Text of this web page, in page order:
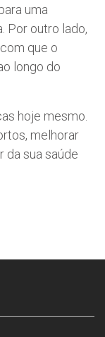
uma
Por outro lado,
que o
longo do
hoje mesmo.
melhorar
da sua saúde